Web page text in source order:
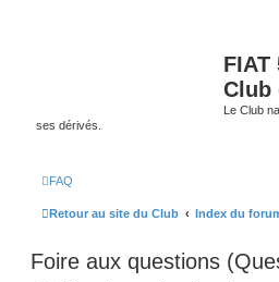
FIAT
Club
Le Club
ses dérivés.
FAQ
Retour au site du Club Index du
Foire aux questions